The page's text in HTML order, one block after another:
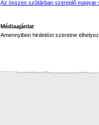
Az összes szótárban szereplő magyar
Médiaajánlat
Amennyiben hirdetést szeretne